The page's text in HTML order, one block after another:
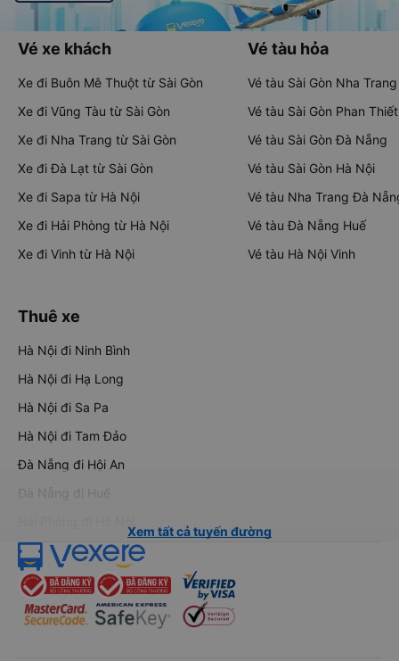
Vé xe khách
Xe đi Buôn Mê Thuột từ Sài Gòn
Xe đi Vũng Tàu từ Sài Gòn
Xe đi Nha Trang từ Sài Gòn
Xe đi Đà Lạt từ Sài Gòn
Xe đi Sapa từ Hà Nội
Xe đi Hải Phòng từ Hà Nội
Xe đi Vinh từ Hà Nội
Vé tàu hỏa
Vé tàu Sài Gòn Nha Trang
Vé tàu Sài Gòn Phan Thiết
Vé tàu Sài Gòn Đà Nẵng
Vé tàu Sài Gòn Hà Nội
Vé tàu Nha Trang Đà
Vé tàu Đà Nẵng Huế
Vé tàu Hà Nội Vinh
Thuê xe
Hà Nội đi Ninh Bình
Hà Nội đi Hạ Long
Hà Nội đi Sa Pa
Hà Nội đi Tam Đảo
Đà Nẵng đi Hội An
Đà Nẵng đi Huế
Xem tất cả tuyến đường